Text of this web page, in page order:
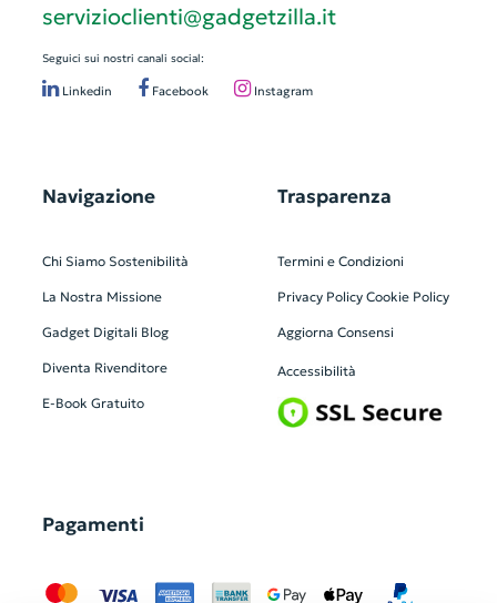
servizioclienti@gadgetzilla.it
Seguici sui nostri canali social:
Linkedin Facebook Instagram
Navigazione
Chi Siamo Sostenibilità
La Nostra Missione
Gadget Digitali Blog
Diventa Rivenditore
E-Book Gratuito
Trasparenza
Termini e Condizioni
Privacy Policy Cookie Policy
Aggiorna Consensi
Accessibilità
Pagamenti